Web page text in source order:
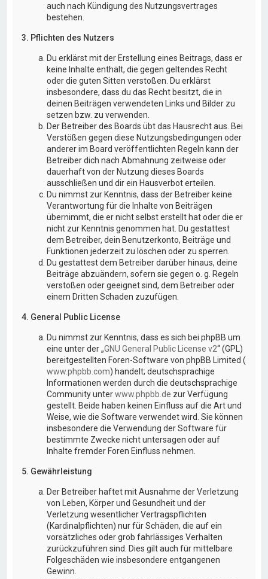
auch nach Kündigung des Nutzungsvertrages
bestehen.
3. Pflichten des Nutzers
Du erklärst mit der Erstellung eines Beitrags, dass er
keine Inhalte enthält, die gegen geltendes Recht
oder die guten Sitten verstoßen. Du erklärst
insbesondere, dass du das Recht besitzt, die in
deinen Beiträgen verwendeten Links und Bilder zu
setzen bzw. zu verwenden.
Der Betreiber des Boards übt das Hausrecht aus. Bei
Verstößen gegen diese Nutzungsbedingungen oder
anderer im Board veröffentlichten Regeln kann der
Betreiber dich nach Abmahnung zeitweise oder
dauerhaft von der Nutzung dieses Boards
ausschließen und dir ein Hausverbot erteilen.
Du nimmst zur Kenntnis, dass der Betreiber keine
Verantwortung für die Inhalte von Beiträgen
übernimmt, die er nicht selbst erstellt hat oder die er
nicht zur Kenntnis genommen hat. Du gestattest
dem Betreiber, dein Benutzerkonto, Beiträge und
Funktionen jederzeit zu löschen oder zu sperren.
Du gestattest dem Betreiber darüber hinaus, deine
Beiträge abzuändern, sofern sie gegen o. g. Regeln
verstoßen oder geeignet sind, dem Betreiber oder
einem Dritten Schaden zuzufügen.
4. General Public License
Du nimmst zur Kenntnis, dass es sich bei phpBB um
eine unter der „GNU General Public License v2“ (GPL)
bereitgestellten Foren-Software von phpBB Limited (
www.phpbb.com) handelt; deutschsprachige
Informationen werden durch die deutschsprachige
Community unterwww.phpbb.de zur Verfügung
gestellt. Beide haben keinen Einfluss auf die Art und
Weise, wie die Software verwendet wird. Sie können
insbesondere die Verwendung der Software für
bestimmte Zwecke nicht untersagen oder auf
Inhalte fremder Foren Einfluss nehmen.
5. Gewährleistung
Der Betreiber haftet mit Ausnahme der Verletzung
von Leben, Körper und Gesundheit und der
Verletzung wesentlicher Vertragspflichten
(Kardinalpflichten) nur für Schäden, die auf ein
vorsätzliches oder grob fahrlässiges Verhalten
zurückzuführen sind. Dies gilt auch für mittelbare
Folgeschäden wie insbesondere entgangenen
Gewinn.